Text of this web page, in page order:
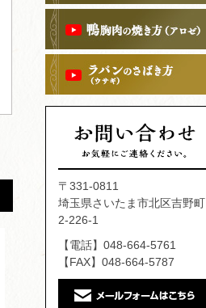
〒331-0811
埼玉県さいたま市北区吉野町
2-226-1
【電話】048-664-5761
【FAX】048-664-5787